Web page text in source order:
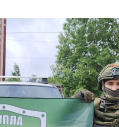
29 ИЮЛЯ 2026
ОБЩЕСТВО
Юлия
27 ИЮЛЯ 2026
ОБЩЕСТВО
Трудовой
27 ИЮЛЯ 2026
ОБЩЕСТВО